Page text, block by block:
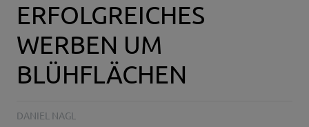
ERFOLGREICHES
WERBEN UM
BLÜHFLÄCHEN
DANIEL NAGL